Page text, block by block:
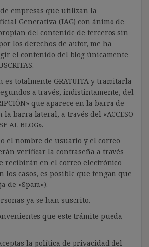
empresas que utilizan la
Generativa (IAG) con ánimo de
del contenido de terceros sin
los derechos de autor, me ha
el contenido del blog únicamente
es totalmente GRATUITA y tramitarla
a través, indistintamente, del
que aparece en la barra de
la barra lateral, a través del «ACCESO
AL BLOG».
el nombre de usuario y el correo
verificar la contraseña a través
recibirán en el correo electrónico
los casos, es posible que tengan que
de «Spam»).
ya se han suscrito.
que este trámite pueda
la política de privacidad del